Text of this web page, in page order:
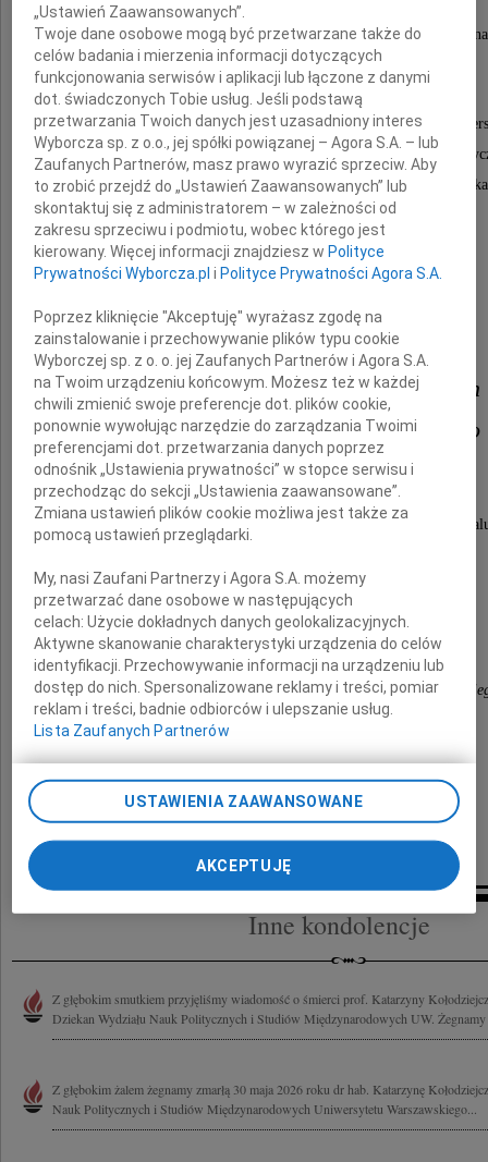
Dziekan Wydziału Nauk Politycznych i Studiów
Uniwersytetu Warszawskiego,
która przez wiele lat współpracowała z Centrum Europejskim
współtworząc przedsięwzięcia badawcze i
oraz wnosząc istotny wkład w rozwój naszej wspólnoty
Rodzinie, Bliskim
oraz całej społeczności
Wydziału Nauk Politycznych
i Studiów Międzynarodowych
Uniwersytetu Warszawskiego
składamy
wyrazy najgłębszego współczucia i szczerego
Dyrekcja, Pracownicy
oraz
Społeczność
Centrum Europejskiego Uniwersytetu
Inne kondolencje
Z głębokim smutkiem przyjęliśmy wiadomość o śmierci prof. Katarzyny
Dziekan Wydziału Nauk Politycznych i Studiów Międzynarodowych UW.
Z głębokim żalem żegnamy zmarłą 30 maja 2026 roku dr hab. Katarzynę
Nauk Politycznych i Studiów Międzynarodowych Uniwersytetu Warszawskiego...
„Ustawień Zaawansowanych”.
Twoje dane osobowe mogą być przetwarzane także do
celów badania i mierzenia informacji dotyczących
funkcjonowania serwisów i aplikacji lub łączone z danymi
dot. świadczonych Tobie usług. Jeśli podstawą
przetwarzania Twoich danych jest uzasadniony interes
Wyborcza sp. z o.o., jej spółki powiązanej – Agora S.A. – lub
Zaufanych Partnerów, masz prawo wyrazić sprzeciw. Aby
to zrobić przejdź do „Ustawień Zaawansowanych” lub
skontaktuj się z administratorem – w zależności od
zakresu sprzeciwu i podmiotu, wobec którego jest
kierowany. Więcej informacji znajdziesz w Polityce
Prywatności Wyborcza.pl i Polityce Prywatności Agora S.A.
Poprzez kliknięcie "Akceptuję" wyrażasz zgodę na
zainstalowanie i przechowywanie plików typu cookie
Wyborczej sp. z o. o. jej Zaufanych Partnerów i Agora S.A.
na Twoim urządzeniu końcowym. Możesz też w każdej
chwili zmienić swoje preferencje dot. plików cookie,
ponownie wywołując narzędzie do zarządzania Twoimi
preferencjami dot. przetwarzania danych poprzez
odnośnik „Ustawienia prywatności” w stopce serwisu i
przechodząc do sekcji „Ustawienia zaawansowane”.
Zmiana ustawień plików cookie możliwa jest także za
pomocą ustawień przeglądarki.
My, nasi Zaufani Partnerzy i Agora S.A. możemy
przetwarzać dane osobowe w następujących
celach:Użycie dokładnych danych geolokalizacyjnych.
Aktywne skanowanie charakterystyki urządzenia do celów
identyfikacji. Przechowywanie informacji na urządzeniu lub
dostęp do nich. Spersonalizowane reklamy i treści, pomiar
reklam i treści, badnie odbiorców i ulepszanie usług.
Lista Zaufanych Partnerów
USTAWIENIA ZAAWANSOWANE
AKCEPTUJĘ